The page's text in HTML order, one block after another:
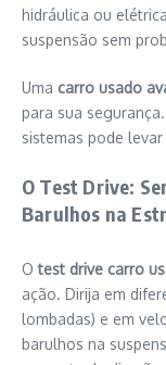
hidráulica ou
suspensão sem
Uma carro usado
para sua
sistemas pode
O Test Drive:
Barulhos na
Otest drive carro
ação. Dirija em
lombadas) e em
barulhos na